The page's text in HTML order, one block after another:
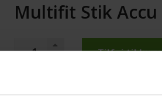
Multifit Stik
Tilføj til kurv